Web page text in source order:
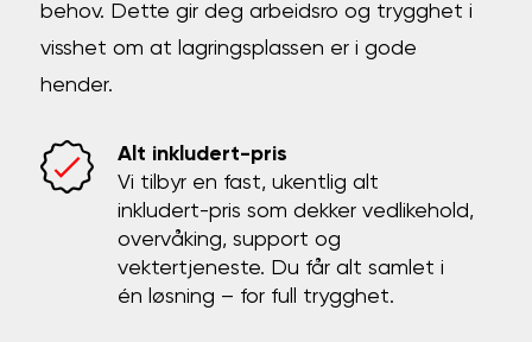
behov. Dette gir deg arbeidsro og trygghet i
visshet om at lagringsplassen er i gode
hender.
Alt inkludert-pris
Vi tilbyr en fast, ukentlig alt
inkludert-pris som dekker vedlikehold,
overvåking, support og
vektertjeneste. Du får alt samlet i
én løsning – for full trygghet.